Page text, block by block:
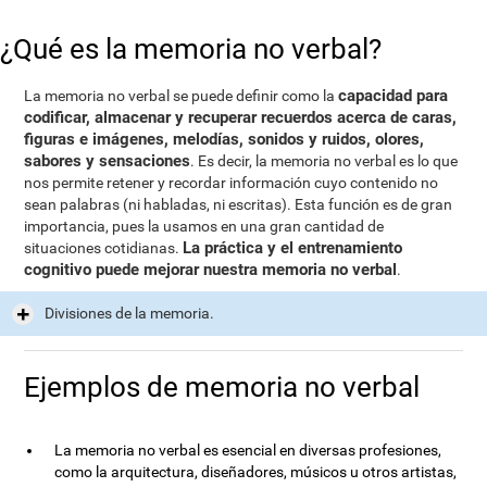
¿Qué es la memoria no verbal?
La memoria no verbal se puede definir como lacapacidad para
codificar, almacenar y recuperar recuerdos acerca de caras,
figuras e imágenes, melodías, sonidos y ruidos, olores,
sabores y sensaciones. Es decir, la memoria no verbal es lo que
nos permite retener y recordar información cuyo contenido no
sean palabras (ni habladas, ni escritas). Esta función es de gran
importancia, pues la usamos en una gran cantidad de
situaciones cotidianas. La práctica y el entrenamiento
cognitivo puede mejorar nuestra memoria no verbal.
Divisiones de la memoria.
Ejemplos de memoria no verbal
La memoria no verbal es esencial en diversas profesiones,
como la arquitectura, diseñadores, músicos u otros artistas,